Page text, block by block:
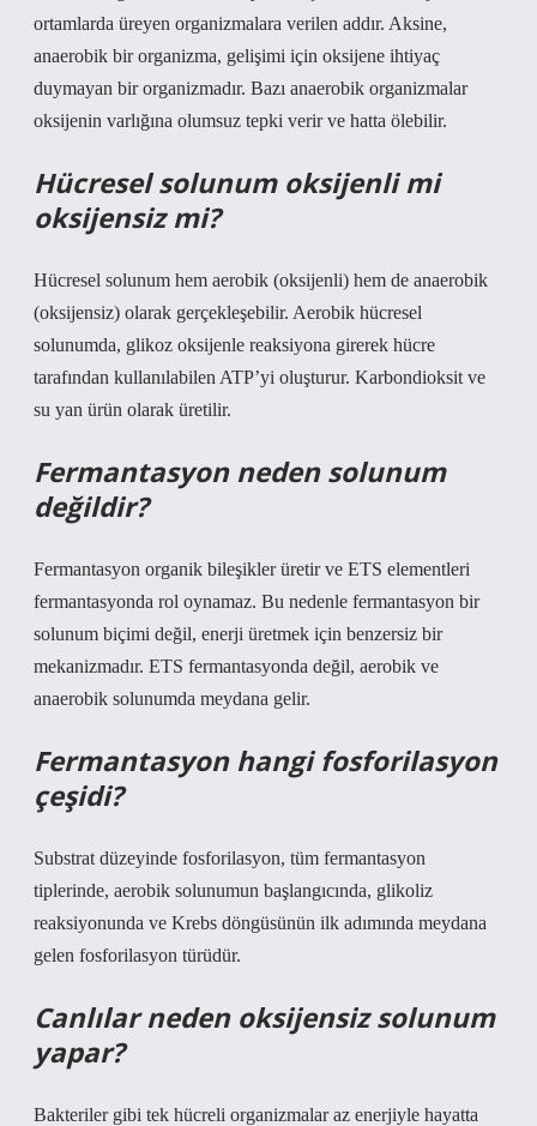
ortamlarda üreyen organizmalara verilen addır. Aksine,
anaerobik bir organizma, gelişimi için oksijene ihtiyaç
duymayan bir organizmadır. Bazı anaerobik organizmalar
oksijenin varlığına olumsuz tepki verir ve hatta ölebilir.
Hücresel solunum oksijenli mi
oksijensiz mi?
Hücresel solunum hem aerobik (oksijenli) hem de anaerobik
(oksijensiz) olarak gerçekleşebilir. Aerobik hücresel
solunumda, glikoz oksijenle reaksiyona girerek hücre
tarafından kullanılabilen ATP’yi oluşturur. Karbondioksit ve
su yan ürün olarak üretilir.
Fermantasyon neden solunum
değildir?
Fermantasyon organik bileşikler üretir ve ETS elementleri
fermantasyonda rol oynamaz. Bu nedenle fermantasyon bir
solunum biçimi değil, enerji üretmek için benzersiz bir
mekanizmadır. ETS fermantasyonda değil, aerobik ve
anaerobik solunumda meydana gelir.
Fermantasyon hangi fosforilasyon
çeşidi?
Substrat düzeyinde fosforilasyon, tüm fermantasyon
tiplerinde, aerobik solunumun başlangıcında, glikoliz
reaksiyonunda ve Krebs döngüsünün ilk adımında meydana
gelen fosforilasyon türüdür.
Canlılar neden oksijensiz solunum
yapar?
Bakteriler gibi tek hücreli organizmalar az enerjiyle hayatta